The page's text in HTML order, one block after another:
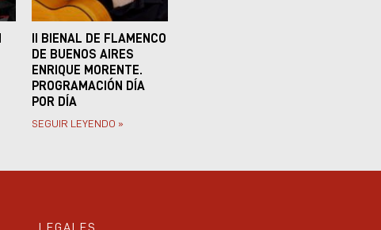
II BIENAL DE FLAMENCO
DE BUENOS AIRES
ENRIQUE MORENTE.
PROGRAMACIÓN DÍA
POR DÍA
SEGUIR LEYENDO »